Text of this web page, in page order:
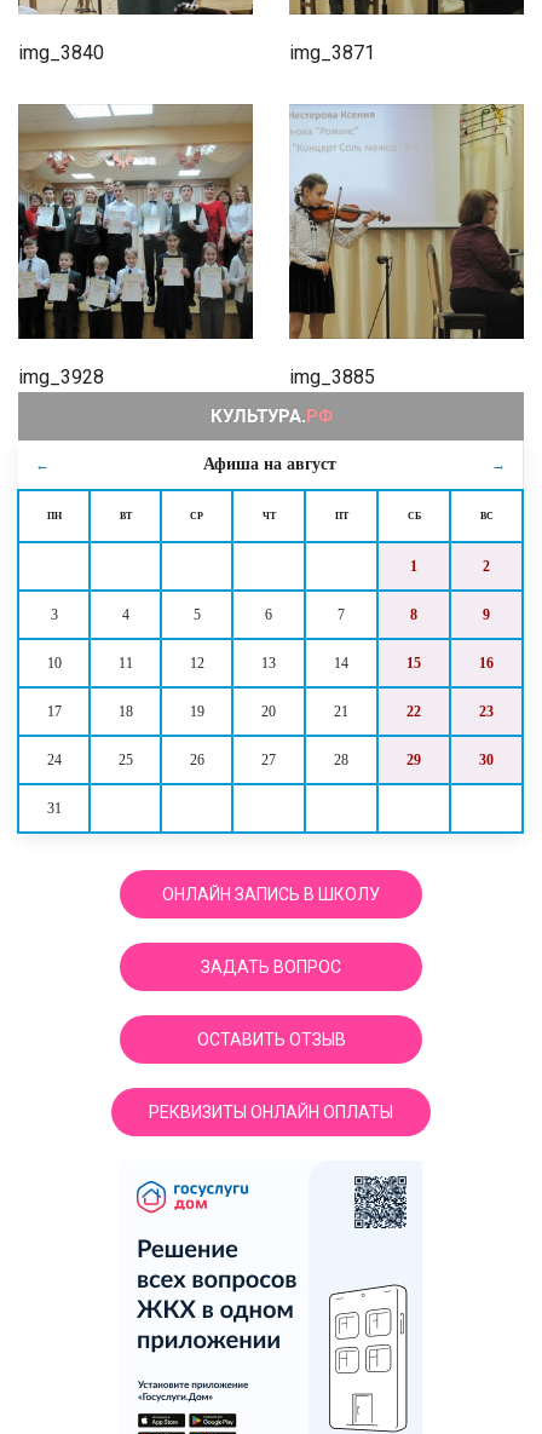
← Афиша на август →
ПН ВТ СР ЧТ ПТ СБ ВС
1 2
3 4 5 6 7 8 9
10 11 12 13 14 15 16
17 18 19 20 21 22 23
24 25 26 27 28 29 30
31
ОНЛАЙН ЗАПИСЬ В ШКОЛУ
ЗАДАТЬ ВОПРОС
ОСТАВИТЬ ОТЗЫВ
РЕКВИЗИТЫ ОНЛАЙН ОПЛАТЫ
img_3840 img_3871
img_3928 img_3885